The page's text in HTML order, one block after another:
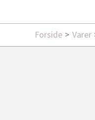
Forside Varer